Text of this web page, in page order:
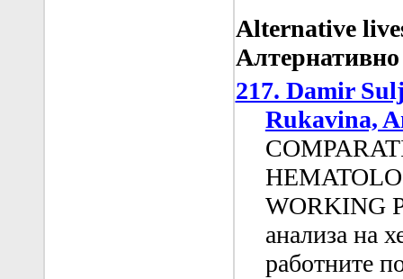
Alternative
Алтернативно
217. Damir
Rukavina,
WORKING
анализа на
работните